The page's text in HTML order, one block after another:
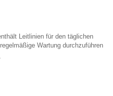
Leitlinien für den täglichen
Wartung durchzuführen